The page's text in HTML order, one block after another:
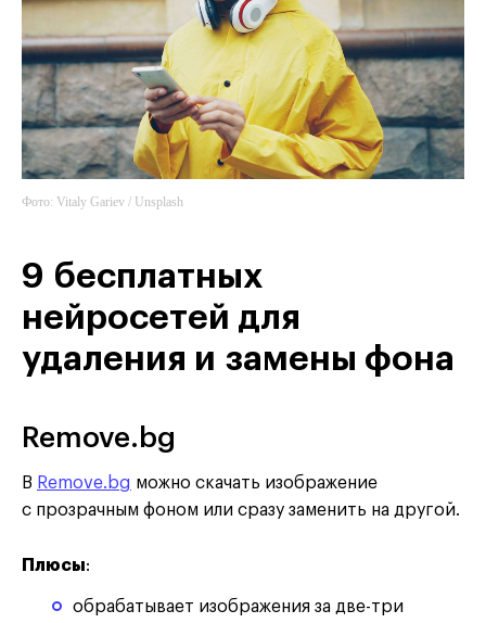
Фото: Vitaly Gariev / Unsplash
9 бесплатных
нейросетей для
удаления и замены фона
Remove.bg
В Remove.bg можно скачать изображение
с прозрачным фоном или сразу заменить на другой.
Плюсы:
обрабатывает изображения за две-три